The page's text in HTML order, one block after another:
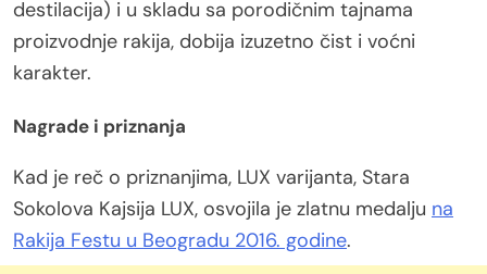
destilacija) i u skladu sa porodičnim tajnama
proizvodnje rakija, dobija izuzetno čist i voćni
karakter.
Nagrade i priznanja
Kad je reč o priznanjima, LUX varijanta, Stara
Sokolova Kajsija LUX, osvojila je zlatnu medalju na
Rakija Festu u Beogradu 2016. godine.